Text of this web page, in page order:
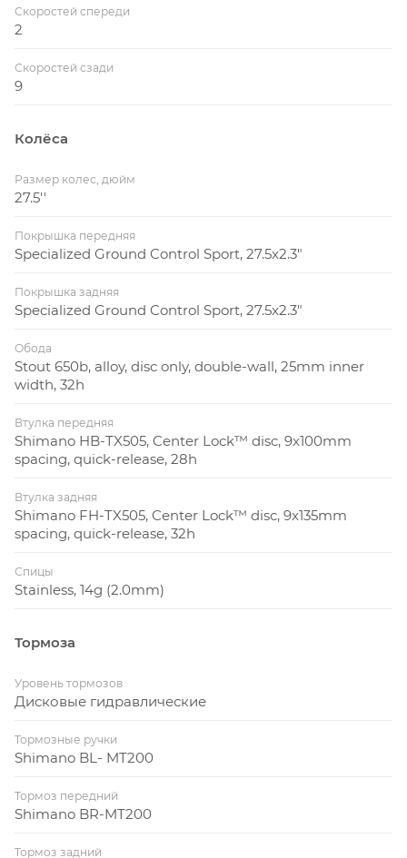
Скоростей спереди
2
Скоростей сзади
9
Колёса
Размер колес, дюйм
27.5''
Покрышка передняя
Specialized Ground Control Sport, 27.5x2.3"
Покрышка задняя
Specialized Ground Control Sport, 27.5x2.3"
Обода
Stout 650b, alloy, disc only, double-wall, 25mm inner
width, 32h
Втулка передняя
Shimano HB-TX505, Center Lock™ disc, 9x100mm
spacing, quick-release, 28h
Втулка задняя
Shimano FH-TX505, Center Lock™ disc, 9x135mm
spacing, quick-release, 32h
Спицы
Stainless, 14g (2.0mm)
Тормоза
Уровень тормозов
Дисковые гидравлические
Тормозные ручки
Shimano BL- MT200
Тормоз передний
Shimano BR-MT200
Тормоз задний